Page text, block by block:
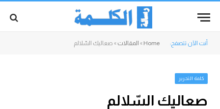
أنت الآن تتصفح: Home
» المقالات » صعاليك السّلالم
كلمة التحرير
صعاليك السّلالم